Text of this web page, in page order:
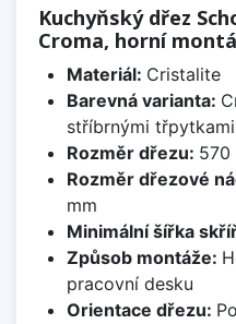
Kuchyňský dřez
Croma, horní
Materiál: Cristalite
Barevná varianta:
stříbrnými
Rozměr dřezu: 570
Rozměr dřezové
mm
Minimální šířka
Způsob montáže:
pracovní desku
Orientace dřezu: